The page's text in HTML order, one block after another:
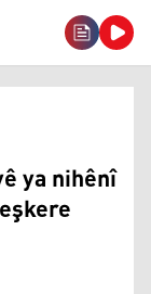
ya nihênî